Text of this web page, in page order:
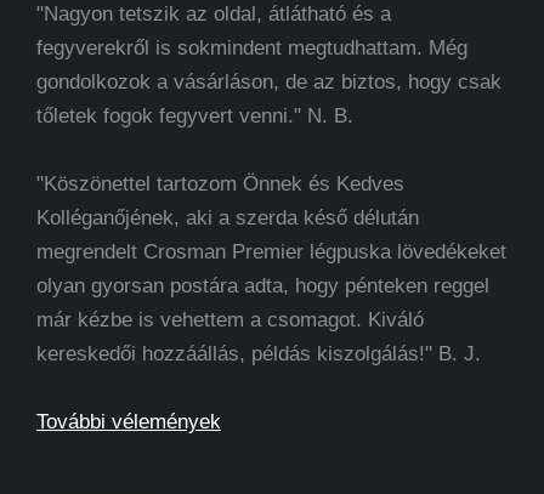
"Nagyon tetszik az oldal, átlátható és a
fegyverekről is sokmindent megtudhattam. Még
gondolkozok a vásárláson, de az biztos, hogy csak
tőletek fogok fegyvert venni." N. B.
"Köszönettel tartozom Önnek és Kedves
Kolléganőjének, aki a szerda késő délután
megrendelt Crosman Premier légpuska lövedékeket
olyan gyorsan postára adta, hogy pénteken reggel
már kézbe is vehettem a csomagot. Kiváló
kereskedői hozzáállás, példás kiszolgálás!" B. J.
További vélemények